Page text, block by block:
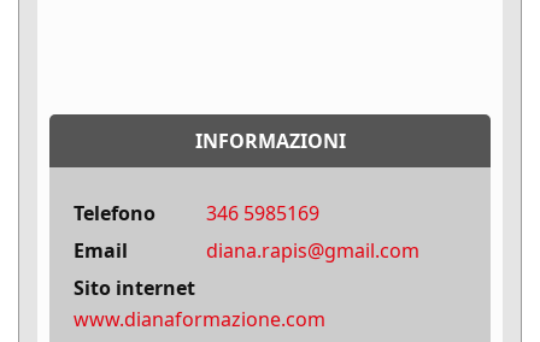
INFORMAZIONI
Telefono
346 5985169
Email
diana.rapis@gmail.com
Sito internet
www.dianaformazione.com